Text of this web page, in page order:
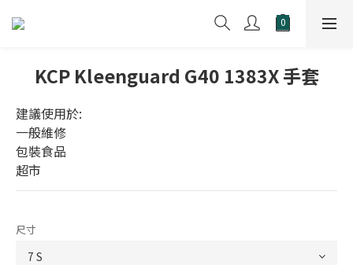
KCP Kleenguard G40 1383X 手套
建議使用於:
一般維修
包裝食品
超市
尺寸